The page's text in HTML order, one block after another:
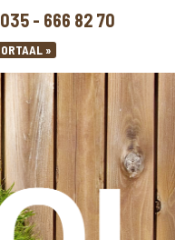
035 - 666 82 70